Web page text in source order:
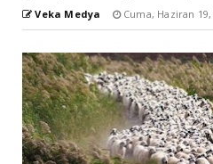
Veka Medya Cuma, Haziran 19,